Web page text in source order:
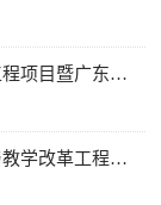
关于做好2024年度校级教学质量与教学改革工程项目暨广东省本科高校教学质量与教学改革工程项目申报工作的通知
关于组织2023年度广州市高等教育教学质量与教学改革工程项目中期检查的通知